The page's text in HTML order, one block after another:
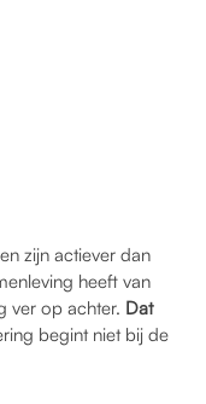
zijn actiever dan
heeft van
ver op achter. Dat
begint niet bij de